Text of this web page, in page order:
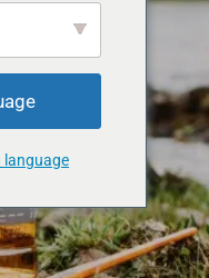
language